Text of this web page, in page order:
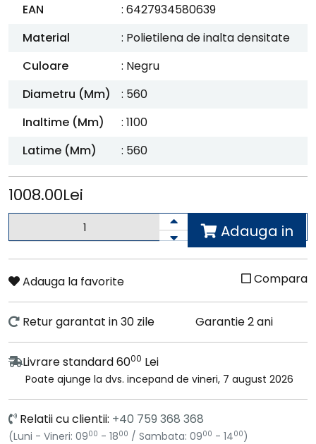
EAN
: 6427934580639
Material
: Polietilena de inalta densitate
Culoare
: Negru
Diametru (mm)
: 560
Inaltime (mm)
: 1100
Latime (mm)
: 560
1008.00Lei
Adauga in
cos
Adauga la favorite Compara
Retur garantat in 30 zile Garantie 2 ani
Livrare standard 6000 Lei
Poate ajunge la dvs. incepand de vineri, 7 august 2026
Relatii cu clientii: +40 759 368 368
(Luni - Vineri: 0900 - 1800 / Sambata: 0900 - 1400)